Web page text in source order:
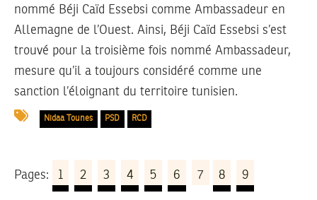
nommé Béji Caïd Essebsi comme Ambassadeur en
Allemagne de l’Ouest. Ainsi, Béji Caïd Essebsi s’est
trouvé pour la troisième fois nommé Ambassadeur,
mesure qu’il a toujours considéré comme une
sanction l’éloignant du territoire tunisien.
Nidaa Tounes PSD RCD
Pages: 1 2 3 4 5 6 7 8 9